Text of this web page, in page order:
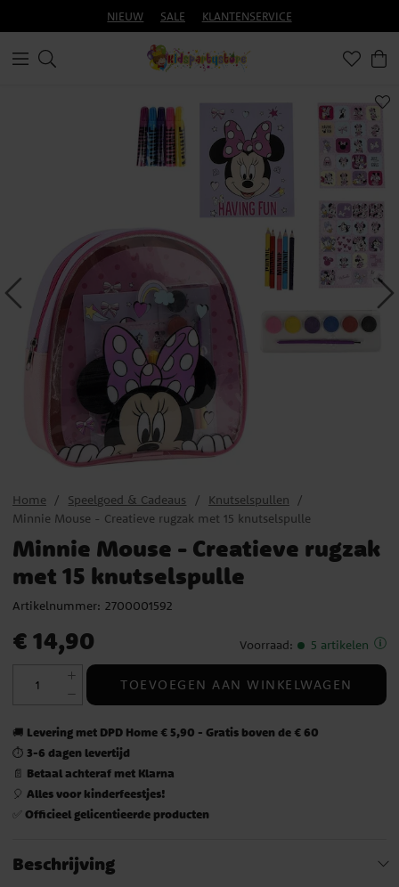
NIEUW SALE KLANTENSERVICE
Home Speelgoed & Cadeaus
Knutselspullen
Minnie Mouse - Creatieve rugzak met 15 knutselspulle
Minnie Mouse - Creatieve rugzak
met 15 knutselspulle
Artikelnummer: 2700001592
Prijs: € 14,90
€ 14,90 Voorraad: 5 artikelen
TOEVOEGEN AAN WINKELWAGEN
🚚 Levering met DPD Home € 5,90 - Gratis boven de € 60
⏱️ 3-6 dagen levertijd
📄 Betaal achteraf met Klarna
🎈 Alles voor kinderfeestjes!
✅ Officieel gelicentieerde producten
Beschrijving